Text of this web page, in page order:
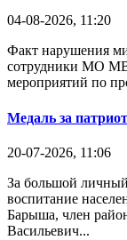
04-08-2026, 11:20
Факт нарушения
сотрудники МО
мероприятий по
Медаль за
20-07-2026, 11:06
За большой
воспитание
Барыша, член
Васильевич...